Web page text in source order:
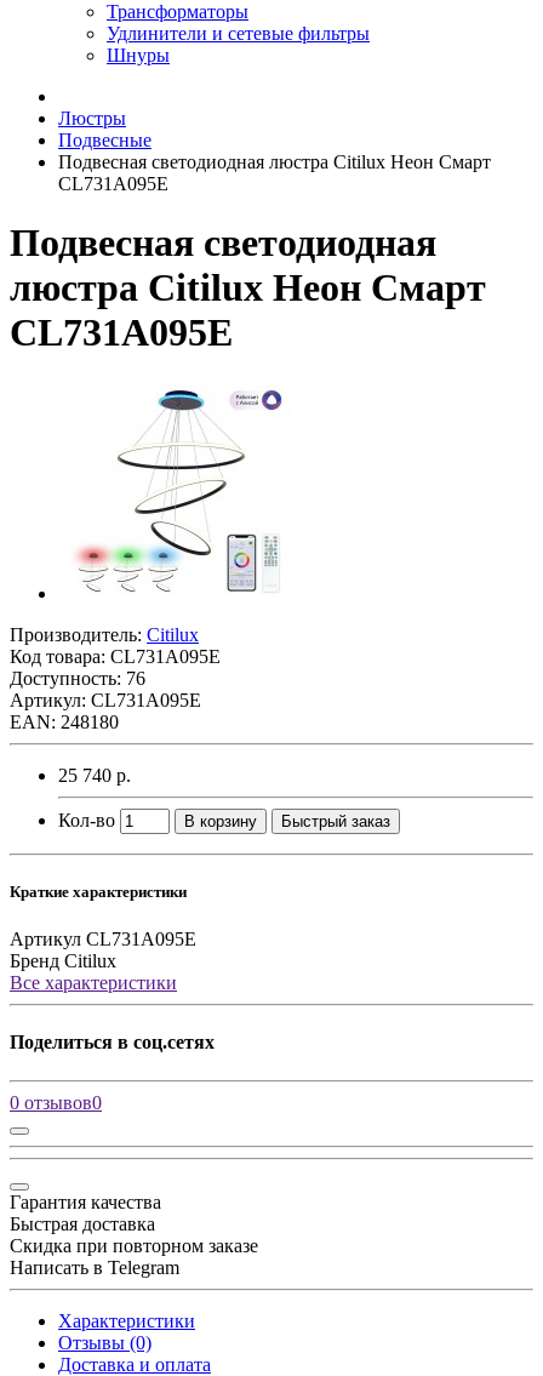
Трансформаторы
Удлинители и сетевые фильтры
Шнуры
Люстры
Подвесные
Подвесная светодиодная люстра Citilux Неон Смарт
CL731A095E
Подвесная светодиодная
люстра Citilux Неон Смарт
CL731A095E
Производитель: Citilux
Код товара: CL731A095E
Доступность: 76
Артикул: CL731A095E
EAN: 248180
25 740 р.
Кол-во В корзину Быстрый заказ
Краткие характеристики
Артикул CL731A095E
Бренд Citilux
Все характеристики
Поделиться в соц.сетях
0 отзывов0
Гарантия качества
Быстрая доставка
Скидка при повторном заказе
Написать в Telegram
Характеристики
Отзывы (0)
Доставка и оплата